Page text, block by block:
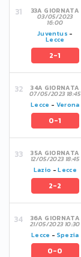
33A GIORNATA
03/05/2023
16:00
Juventus -
Lecce
2-1
34A GIORNATA
07/05/2023 18:45
Lecce - Verona
0-1
35A GIORNATA
12/05/2023 18:45
Lazio -Lecce
2-2
36A GIORNATA
21/05/2023 10:30
Lecce - Spezia
0-0